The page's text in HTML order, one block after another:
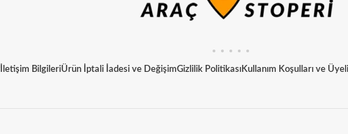
İletişim BilgileriÜrün İptali İadesi ve DeğişimGizlilik PolitikasıKullanım Koşulları ve